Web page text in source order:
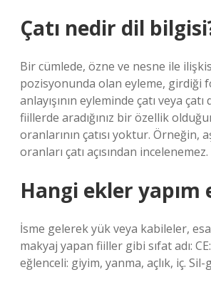
Çatı nedir dil
Bir cümlede, özne ve nesne ile
pozisyonunda olan eyleme, girdiği
anlayışının eyleminde çatı veya çatı
fiillerde aradığınız bir özellik
oranlarının çatısı yoktur. Örneğin,
oranları çatı açısından incelenemez.
Hangi ekler yapım
İsme gelerek yük veya kabileler,
makyaj yapan fiiller gibi sıfat adı:
eğlenceli: giyim, yanma, açlık, iç. Sil-